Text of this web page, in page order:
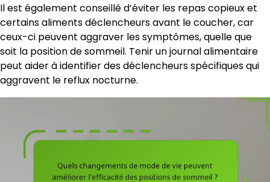
Il est également conseillé d’éviter les repas copieux et
certains aliments déclencheurs avant le coucher, car
ceux-ci peuvent aggraver les symptômes, quelle que
soit la position de sommeil. Tenir un journal alimentaire
peut aider à identifier des déclencheurs spécifiques qui
aggravent le reflux nocturne.